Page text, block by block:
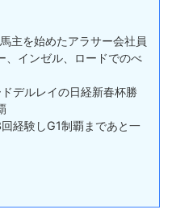
主を始めたアラサー会社員
、インゼル、ロードでのべ
デルレイの日経新春杯勝
経験しG1制覇まであと一